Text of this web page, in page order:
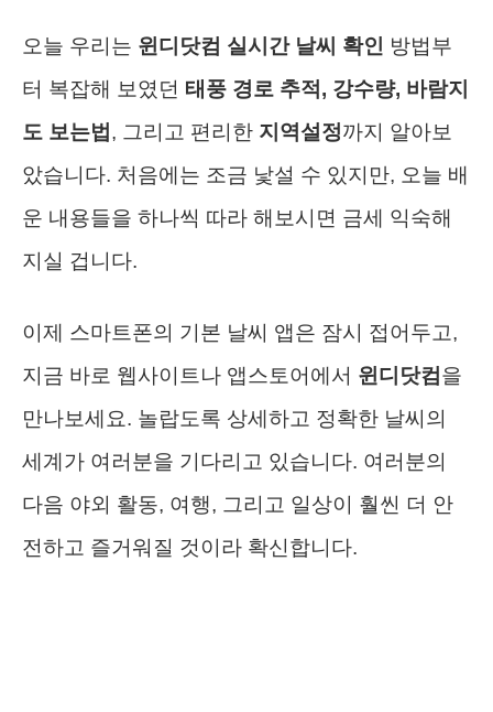
오늘 우리는 윈디닷컴 실시간 날씨 확인 방법부
터 복잡해 보였던 태풍 경로 추적, 강수량, 바람지
도 보는법 , 그리고 편리한 지역설정까지 알아보
았습니다. 처음에는 조금 낯설 수 있지만, 오늘 배
운 내용들을 하나씩 따라 해보시면 금세 익숙해
지실 겁니다.
이제 스마트폰의 기본 날씨 앱은 잠시 접어두고,
지금 바로 웹사이트나 앱스토어에서 윈디닷컴 을
만나보세요. 놀랍도록 상세하고 정확한 날씨의
세계가 여러분을 기다리고 있습니다. 여러분의
다음 야외 활동, 여행, 그리고 일상이 훨씬 더 안
전하고 즐거워질 것이라 확신합니다.